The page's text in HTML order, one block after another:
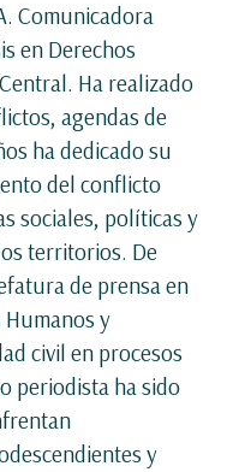
Comunicadora
en Derechos
Ha realizado
agendas de
ha dedicado su
del conflicto
sociales, políticas y
territorios. De
de prensa en
y
civil en procesos
periodista ha sido
y